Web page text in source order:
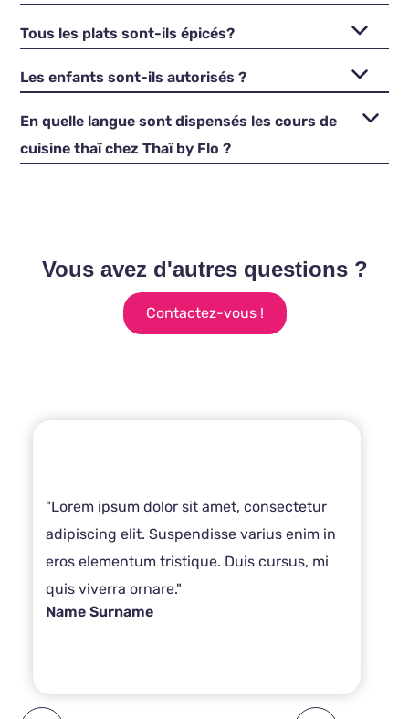
Tous les plats sont-ils épicés?
Les enfants sont-ils autorisés ?
En quelle langue sont dispensés les cours de
cuisine thaï chez Thaï by Flo ?
Vous avez d'autres questions ?
Contactez-vous !
"Lorem ipsum dolor sit amet, consectetur
adipiscing elit. Suspendisse varius enim in
eros elementum tristique. Duis cursus, mi
quis viverra ornare."
Name Surname